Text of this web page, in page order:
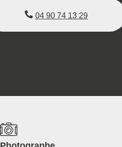
04 90 74 13 29